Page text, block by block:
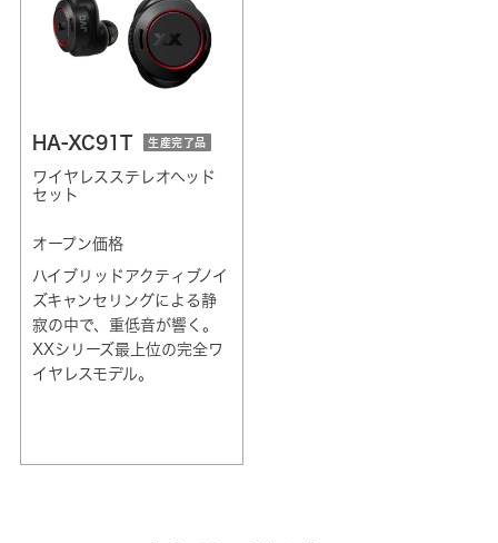
HA-XC91T 生産完了品
ワイヤレスステレオヘッド
セット
オープン価格
ハイブリッドアクティブノイ
ズキャンセリングによる静
寂の中で、重低音が響く。
XXシリーズ最上位の完全ワ
イヤレスモデル。